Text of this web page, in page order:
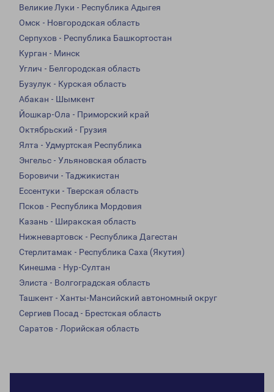
Великие Луки - Республика Адыгея
Омск - Новгородская область
Серпухов - Республика Башкортостан
Курган - Минск
Углич - Белгородская область
Бузулук - Курская область
Абакан - Шымкент
Йошкар-Ола - Приморский край
Октябрьский - Грузия
Ялта - Удмуртская Республика
Энгельс - Ульяновская область
Боровичи - Таджикистан
Ессентуки - Тверская область
Псков - Республика Мордовия
Казань - Ширакская область
Нижневартовск - Республика Дагестан
Стерлитамак - Республика Саха (Якутия)
Кинешма - Нур-Султан
Элиста - Волгоградская область
Ташкент - Ханты-Мансийский автономный округ
Сергиев Посад - Брестская область
Саратов - Лорийская область